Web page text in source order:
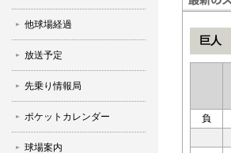
他球場経過
放送予定
先乗り情報局
ポケットカレンダー
球場案内
巨人
負